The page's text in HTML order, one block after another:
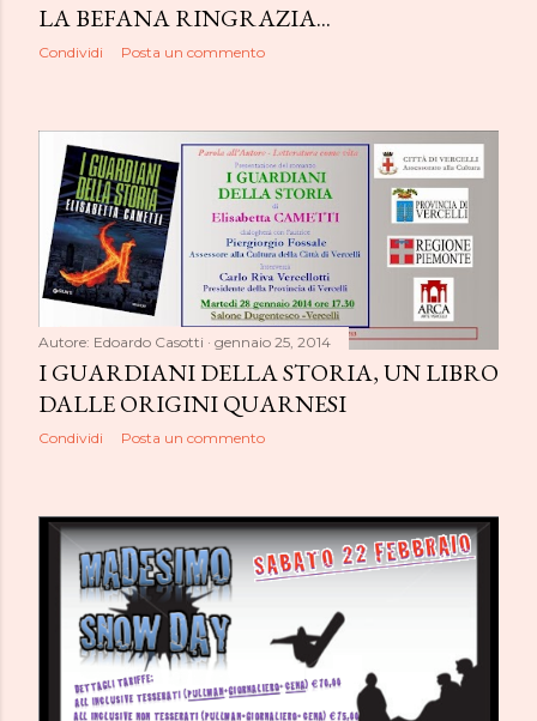
LA BEFANA RINGRAZIA...
Condividi Posta un commento
Autore: Edoardo Casotti gennaio 25, 2014
I GUARDIANI DELLA STORIA, UN LIBRO
DALLE ORIGINI QUARNESI
Condividi Posta un commento